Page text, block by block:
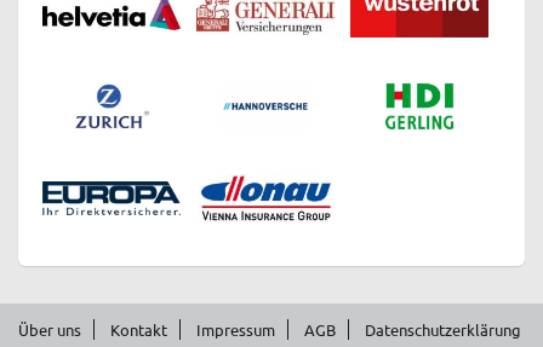
Über uns Kontakt Impressum AGB Datenschutzerklärung